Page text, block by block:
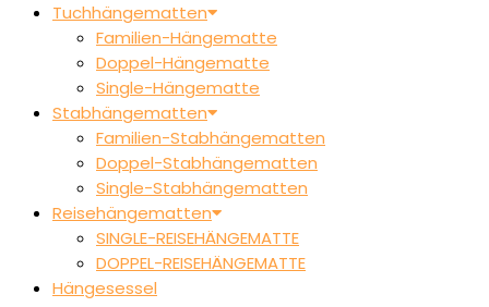
Tuchhängematten
Familien-Hängematte
Doppel-Hängematte
Single-Hängematte
Stabhängematten
Familien-Stabhängematten
Doppel-Stabhängematten
Single-Stabhängematten
Reisehängematten
SINGLE-REISEHÄNGEMATTE
DOPPEL-REISEHÄNGEMATTE
Hängesessel